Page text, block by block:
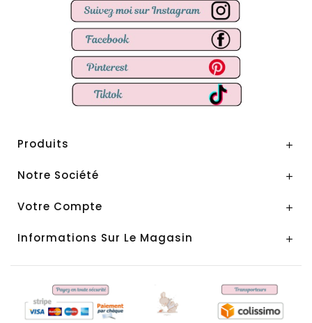
Produits 
Notre Société 
Votre Compte 
Informations Sur Le Magasin 